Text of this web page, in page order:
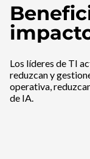
Los líderes de TI
reduzcan y
operativa,
de IA.